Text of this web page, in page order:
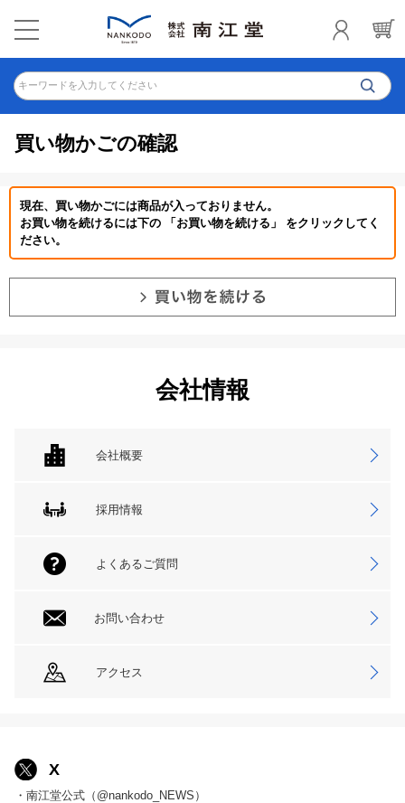
キーワードを入力してください
買い物かごの確認
現在、買い物かごには商品が入っておりません。
お買い物を続けるには下の 「お買い物を続ける」 をクリックしてく
ださい。
会社情報
会社概要
採用情報
よくあるご質問
お問い合わせ
アクセス
X
・南江堂公式（@nankodo_NEWS）